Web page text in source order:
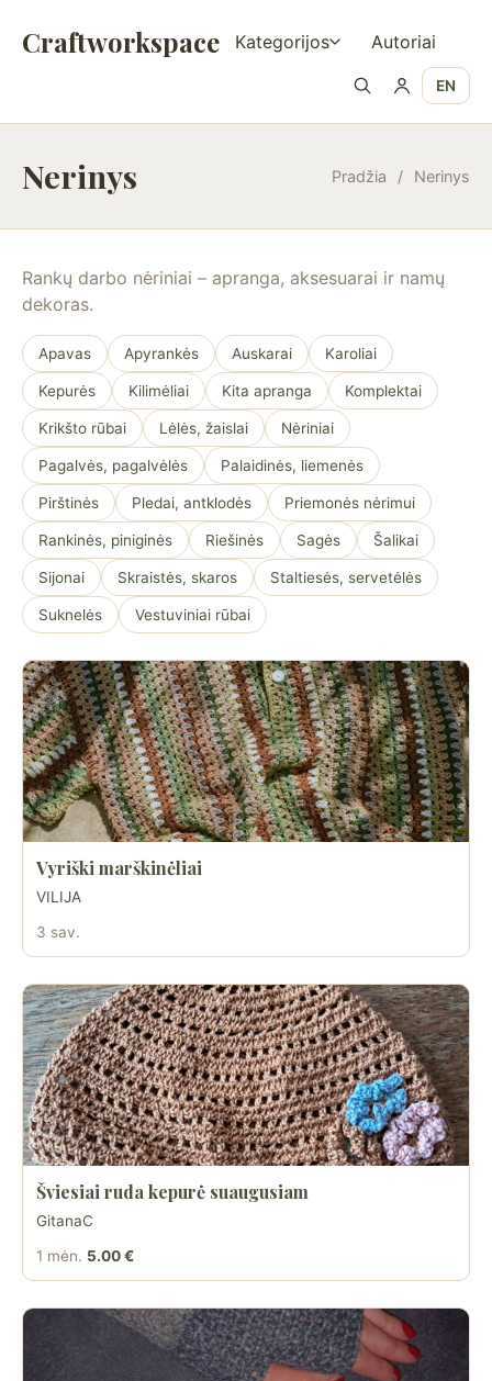
Craftworkspace Kategorijos Autoriai
EN
Nerinys Pradžia / Nerinys
Rankų darbo nėriniai – apranga, aksesuarai ir namų
dekoras.
Apavas Apyrankės Auskarai Karoliai
Kepurės Kilimėliai Kita apranga Komplektai
Krikšto rūbai Lėlės, žaislai Nėriniai
Pagalvės, pagalvėlės Palaidinės, liemenės
Pirštinės Pledai, antklodės Priemonės nėrimui
Rankinės, piniginės Riešinės Sagės Šalikai
Sijonai Skraistės, skaros Staltiesės, servetėlės
Suknelės Vestuviniai rūbai
Vyriški marškinėliai
VILIJA
3 sav.
Šviesiai ruda kepurė suaugusiam
GitanaC
1 mėn. 5.00 €